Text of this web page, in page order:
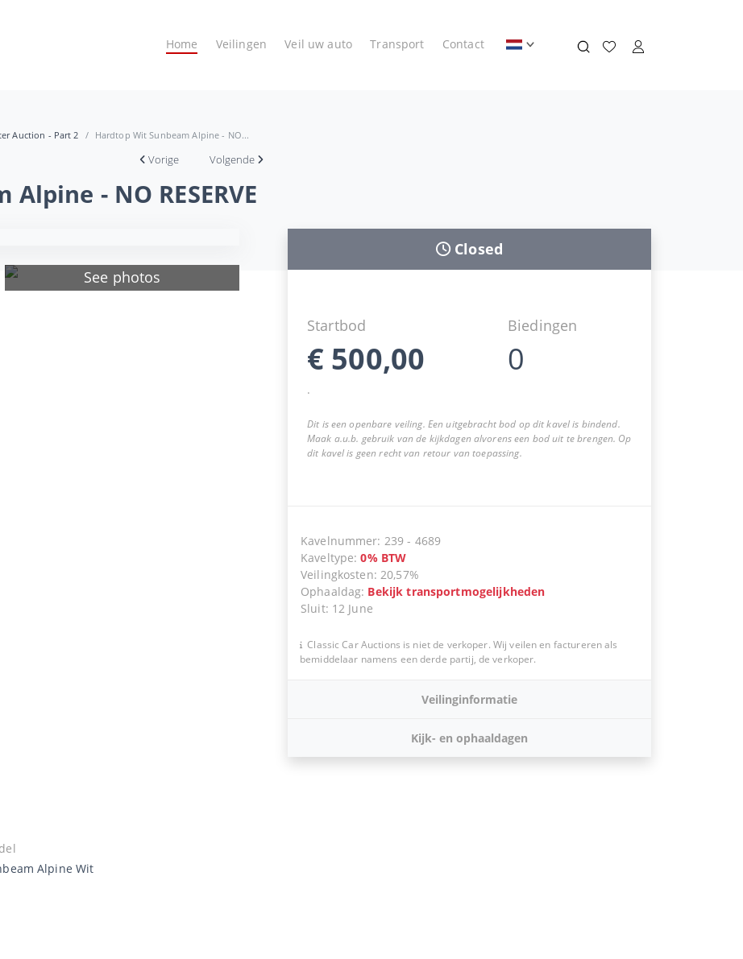
Home Veilingen Veil uw auto Transport Contact
Auction - Part 2 Hardtop Wit Sunbeam Alpine - NO...
Vorige Volgende
- NO RESERVE
See photos
Closed
Startbod
€ 500,00
Biedingen
0
.
Dit is een openbare veiling. Een uitgebracht bod op dit kavel is bindend.
Maak a.u.b. gebruik van de kijkdagen alvorens een bod uit te brengen. Op
dit kavel is geen recht van retour van toepassing.
Kavelnummer: 239 - 4689
Kaveltype:0% BTW
Veilingkosten: 20,57%
Ophaaldag: Bekijk transportmogelijkheden
Sluit: 12 June
Classic Car Auctions is niet de verkoper. Wij veilen en factureren als
bemiddelaar namens een derde partij, de verkoper.
Veilinginformatie
Kijk- en ophaaldagen
Alpine Wit